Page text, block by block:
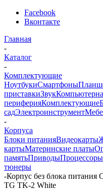
Facebook
Вконтакте
Главная
-
Каталог
-
Комплектующие
НоутбукиСмартфоны
приставкиЗвук
периферияКомплектующие
садЭлектроинструмент
-
Корпуса
Блоки питанияВидеокарты
картыМатеринские платы
памятьПриводыПроцессоры
тюнеры
-Корпус без блока питания
TG TK-2 White